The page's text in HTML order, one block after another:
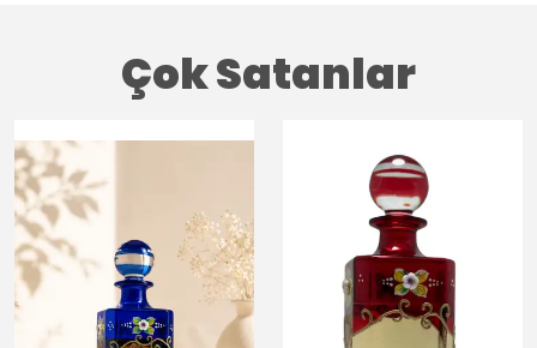
Çok Satanlar